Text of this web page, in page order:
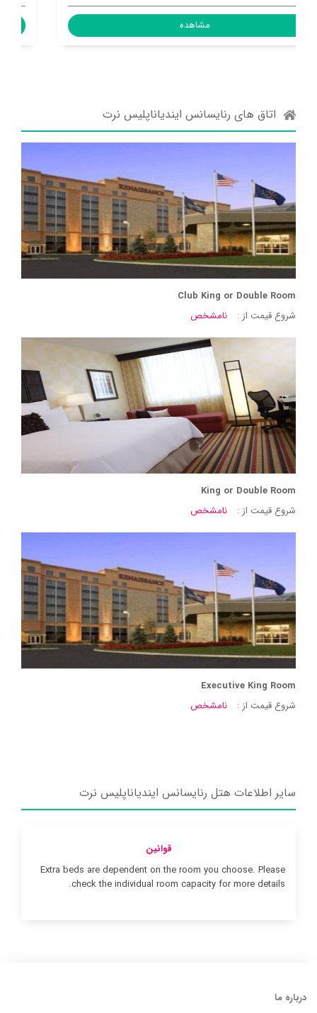
اتاق های رنایسانس ایندیاناپلیس نرت
Club King or Double Room
شروع قیمت از :
نامشخص
King or Double Room
شروع قیمت از :
نامشخص
Executive King Room
شروع قیمت از :
نامشخص
سایر اطلاعات هتل رنایسانس ایندیاناپلیس نرت
قوانین
Extra beds are dependent on the room you choose. Please
check the individual room capacity for more details.
درباره ما